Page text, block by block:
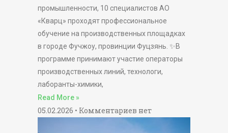
промышленности, 10 специалистов АО
«Кварц» проходят профессиональное
обучение на производственных площадках
в городе Фучжоу, провинции Фуцзянь. ✨В
программе принимают участие операторы
производственных линий, технологи,
лаборанты-химики,
Read More »
05.02.2026 Комментариев нет